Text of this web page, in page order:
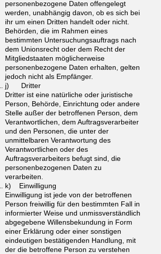
personenbezogene Daten offengelegt
werden, unabhängig davon, ob es sich bei
ihr um einen Dritten handelt oder nicht.
Behörden, die im Rahmen eines
bestimmten Untersuchungsauftrags nach
dem Unionsrecht oder dem Recht der
Mitgliedstaaten möglicherweise
personenbezogene Daten erhalten, gelten
jedoch nicht als Empfänger.
j) Dritter
Dritter ist eine natürliche oder juristische
Person, Behörde, Einrichtung oder andere
Stelle außer der betroffenen Person, dem
Verantwortlichen, dem Auftragsverarbeiter
und den Personen, die unter der
unmittelbaren Verantwortung des
Verantwortlichen oder des
Auftragsverarbeiters befugt sind, die
personenbezogenen Daten zu
verarbeiten.
k) Einwilligung
Einwilligung ist jede von der betroffenen
Person freiwillig für den bestimmten Fall in
informierter Weise und unmissverständlich
abgegebene Willensbekundung in Form
einer Erklärung oder einer sonstigen
eindeutigen bestätigenden Handlung, mit
der die betroffene Person zu verstehen